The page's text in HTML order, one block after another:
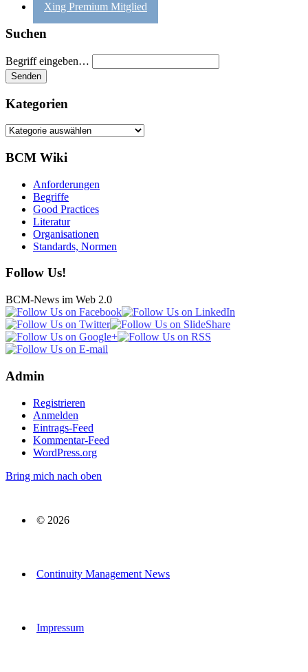
Xing Premium Mitglied
Suchen
Begriff eingeben…
Kategorien
Kategorien
BCM Wiki
Anforderungen
Begriffe
Good Practices
Literatur
Organisationen
Standards, Normen
Follow Us!
BCM-News im Web 2.0
Admin
Registrieren
Anmelden
Eintrags-Feed
Kommentar-Feed
WordPress.org
Bring mich nach oben
© 2026
Continuity Management News
Impressum